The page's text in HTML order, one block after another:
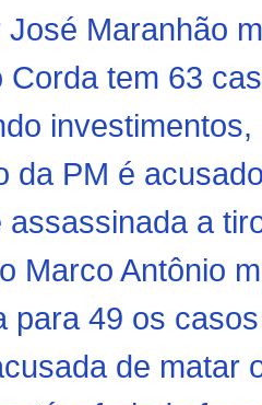
José Maranhão
Corda tem 63
da PM é
assassinada a
Marco Antônio
para 49 os
de matar